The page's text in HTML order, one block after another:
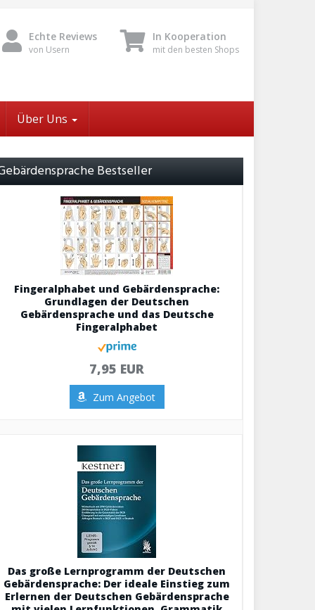
Echte Reviews
von Usern
In Kooperation
mit den besten Shops
Über Uns
Bestseller
Fingeralphabet und Gebärdensprache:
Grundlagen der Deutschen
Gebärdensprache und das Deutsche
Fingeralphabet
7,95 EUR
Zum Angebot
Das große Lernprogramm der Deutschen
Gebärdensprache: Der ideale Einstieg zum
Erlernen der Deutschen Gebärdensprache